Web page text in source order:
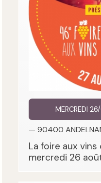
MERCREDI
— 90400
La foire aux
mercredi 26